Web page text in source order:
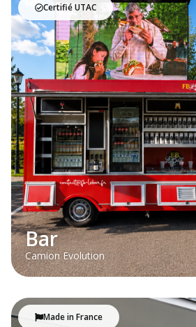
Certifié UTAC
Bar
Camion Evolution
Made in France